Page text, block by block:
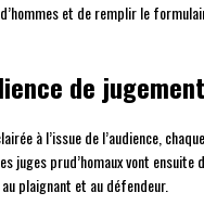
et de remplir le
de jugement
à l’issue de l’audience,
juges prud’homaux vont
plaignant et au défendeur.